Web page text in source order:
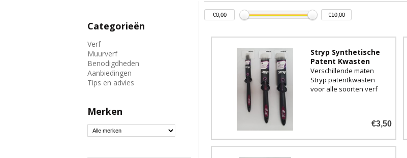
Categorieën
Verf
Muurverf
Benodigdheden
Aanbiedingen
Tips en advies
Merken
Stryp Synthetische
Patent Kwasten
Verschillende maten
Stryp patentkwasten
voor alle soorten verf
€3,50